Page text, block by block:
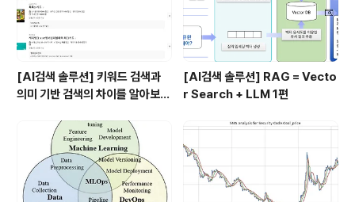
[AI검색 솔루션] 키워드 검색과
의미 기반 검색의 차이를 알아보
[AI검색 솔루션] RAG = Vecto
r Search + LLM 1편